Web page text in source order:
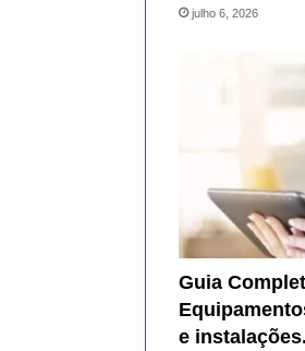
julho 6, 2026
Guia
e